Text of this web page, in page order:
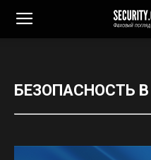
БЕЗОПАСНОСТЬ